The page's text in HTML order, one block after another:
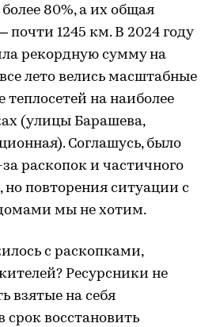
80%, а их общая
1245 км. В 2024 году
рекордную сумму на
лето велись масштабные
теплосетей на наиболее
(улицы Барашева,
Соглашусь, было
раскопок и частичного
но повторения ситуации с
мы не хотим.
с раскопками,
Ресурсники не
взятые на себя
срок восстановить